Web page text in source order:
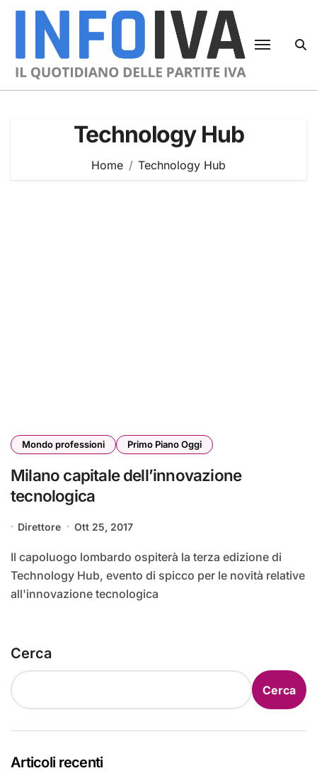
Skip
Technology Hub
Home Technology Hub
Mondo professioni Primo Piano Oggi
Milano capitale dell’innovazione
tecnologica
Direttore Ott 25, 2017
Il capoluogo lombardo ospiterà la terza edizione di
Technology Hub, evento di spicco per le novità relative
all'innovazione tecnologica
Cerca
Cerca
Articoli recenti